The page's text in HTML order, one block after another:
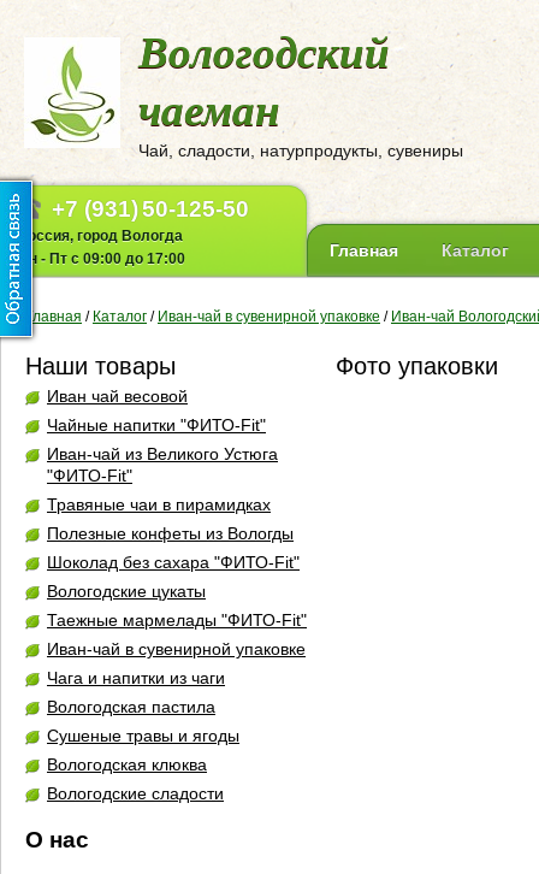
Вологодский
чаеман
Чай, сладости, натурпродукты, сувениры
+7 (931)50-125-50
Россия, город Вологда
Пн - Пт с 09:00 до 17:00
Главная Каталог
Главная / Каталог / Иван-чай в сувенирной упаковке / Иван-чай
Наши товары
Иван чай весовой
Чайные напитки "ФИТО-Fit"
Иван-чай из Великого Устюга
"ФИТО-Fit"
Травяные чаи в пирамидках
Полезные конфеты из Вологды
Шоколад без сахара "ФИТО-Fit"
Вологодские цукаты
Таежные мармелады "ФИТО-Fit"
Иван-чай в сувенирной упаковке
Чага и напитки из чаги
Вологодская пастила
Сушеные травы и ягоды
Вологодская клюква
Вологодские сладости
О нас
Фото упаковки